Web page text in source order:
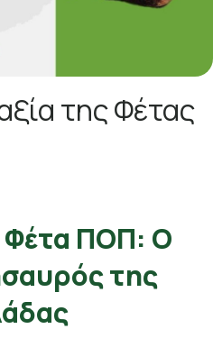
της Φέτας
Φέτα ΠΟΠ: Ο
της